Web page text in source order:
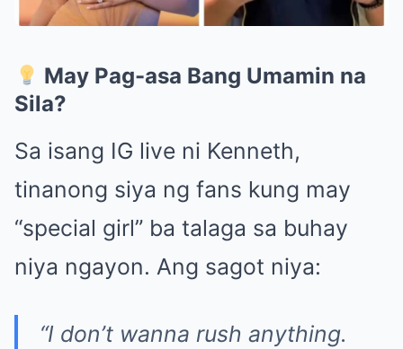
May Pag-asa Bang Umamin na
Sila?
Sa isang IG live ni Kenneth,
tinanong siya ng fans kung may
“special girl” ba talaga sa buhay
niya ngayon. Ang sagot niya:
“I don’t wanna rush anything.